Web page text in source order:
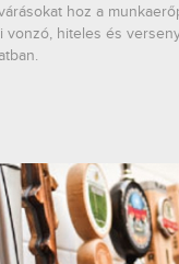
hoz a
vonzó, hiteles és